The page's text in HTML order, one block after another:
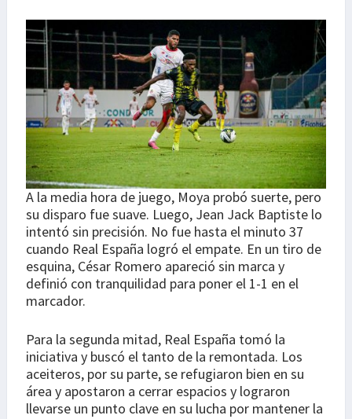
A la media hora de juego, Moya probó suerte, pero
su disparo fue suave. Luego, Jean Jack Baptiste lo
intentó sin precisión. No fue hasta el minuto 37
cuando Real España logró el empate. En un tiro de
esquina, César Romero apareció sin marca y
definió con tranquilidad para poner el 1-1 en el
marcador.
Para la segunda mitad, Real España tomó la
iniciativa y buscó el tanto de la remontada. Los
aceiteros, por su parte, se refugiaron bien en su
área y apostaron a cerrar espacios y lograron
llevarse un punto clave en su lucha por mantener la